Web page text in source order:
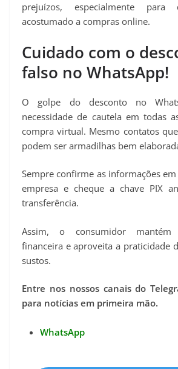
prejuízos, especialmente
acostumado a compras online.
Cuidado com o
falso no WhatsApp!
O golpe do desconto no
necessidade de cautela em todas
compra virtual. Mesmo contatos
podem ser armadilhas bem
Sempre confirme as informações
empresa e cheque a chave PIX
transferência.
Assim, o consumidor mantém
financeira e aproveita a praticidade
sustos.
Entre nos nossos canais do
para notícias em primeira mão.
WhatsApp